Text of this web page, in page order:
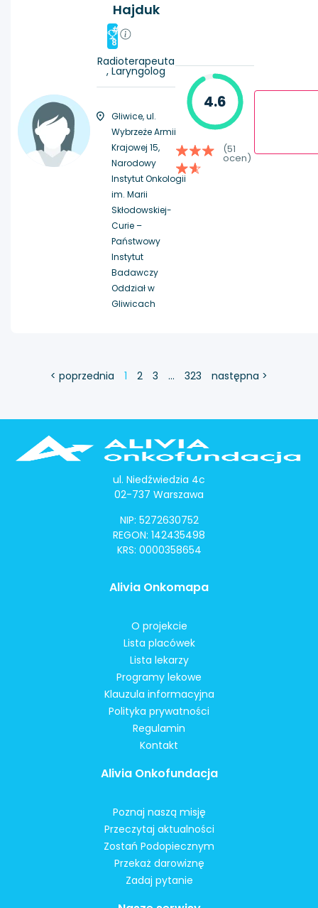
Hajduk
#
8
Radioterapeuta
, Laryngolog
Gliwice, ul.
Wybrzeże Armii
Krajowej 15,
Narodowy
Instytut Onkologii
im. Marii
Skłodowskiej-
Curie –
Państwowy
Instytut
Badawczy
Oddział w
Gliwicach
4.6
(51
ocen)
< poprzednia 1 2 3 … 323 następna >
ul. Niedźwiedzia 4c
02-737 Warszawa
NIP: 5272630752
REGON: 142435498
KRS: 0000358654
Alivia Onkomapa
O projekcie
Lista placówek
Lista lekarzy
Programy lekowe
Klauzula informacyjna
Polityka prywatności
Regulamin
Kontakt
Alivia Onkofundacja
Poznaj naszą misję
Przeczytaj aktualności
Zostań Podopiecznym
Przekaż darowiznę
Zadaj pytanie